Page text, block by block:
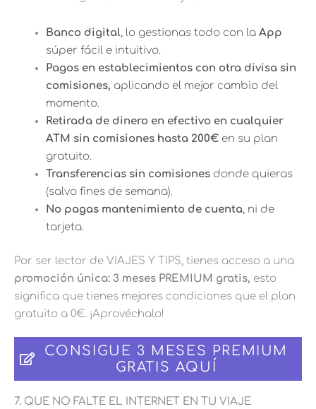
Banco digital, lo gestionas todo con la App
súper fácil e intuitivo.
Pagos en establecimientos con otra divisa sin
comisiones, aplicando el mejor cambio del
momento.
Retirada de dinero en efectivo en cualquier
ATM sin comisiones hasta 200€ en su plan
gratuito.
Transferencias sin comisiones donde quieras
(salvo fines de semana).
No pagas mantenimiento de cuenta, ni de
tarjeta.
Por ser lector de VIAJES Y TIPS, tienes acceso a una
promoción única: 3 meses PREMIUM gratis, esto
significa que tienes mejores condiciones que el plan
gratuito a 0€. ¡Aprovéchalo!
CONSIGUE 3 MESES PREMIUM
GRATIS AQUÍ
7. QUE NO FALTE EL INTERNET EN TU VIAJE